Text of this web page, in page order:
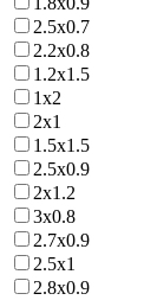
2.5х0.7
2.2х0.8
1.2х1.5
1х2
2х1
1.5х1.5
2.5х0.9
2х1.2
3х0.8
2.7х0.9
2.5х1
2.8х0.9